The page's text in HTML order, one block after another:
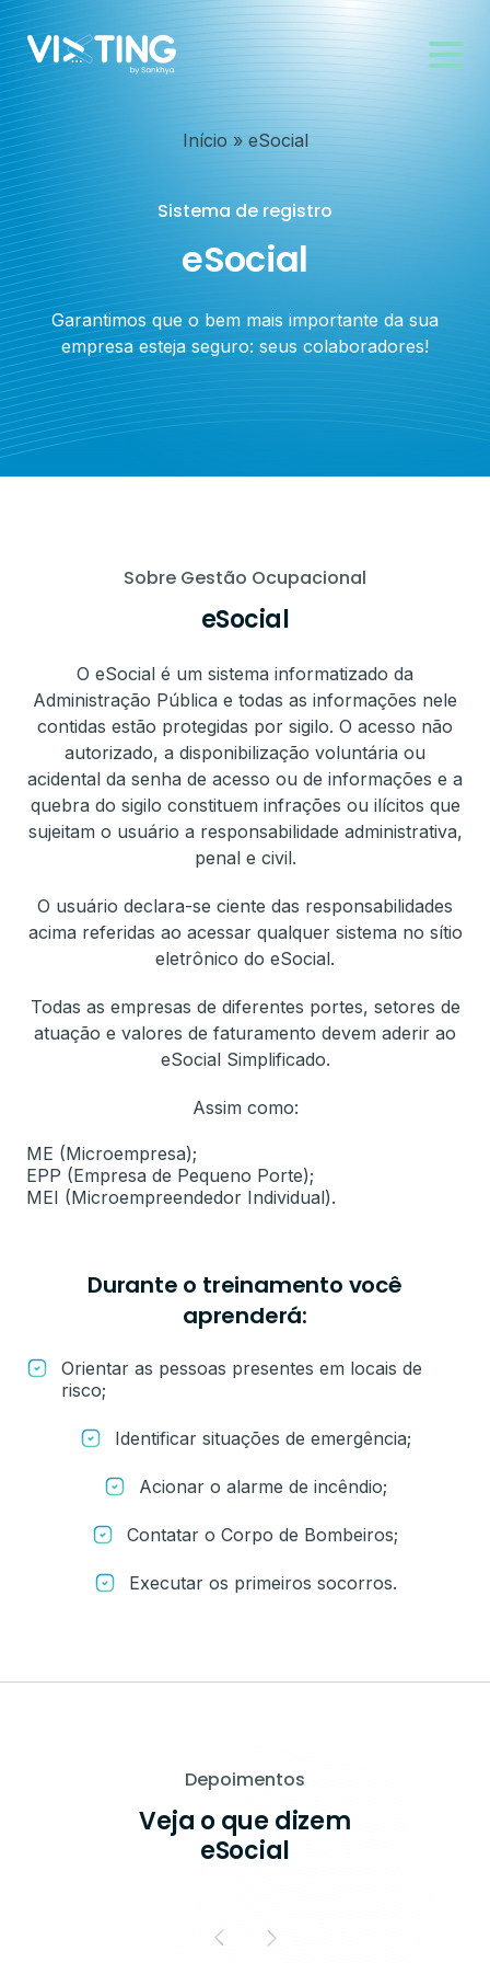
Início » eSocial
Sistema de registro
eSocial
Garantimos que o bem mais importante da sua
empresa esteja seguro: seus colaboradores!
Sobre Gestão Ocupacional
eSocial
O eSocial é um sistema informatizado da
Administração Pública e todas as informações nele
contidas estão protegidas por sigilo. O acesso não
autorizado, a disponibilização voluntária ou
acidental da senha de acesso ou de informações e a
quebra do sigilo constituem infrações ou ilícitos que
sujeitam o usuário a responsabilidade administrativa,
penal e civil.
O usuário declara-se ciente das responsabilidades
acima referidas ao acessar qualquer sistema no sítio
eletrônico do eSocial.
Todas as empresas de diferentes portes, setores de
atuação e valores de faturamento devem aderir ao
eSocial Simplificado.
Assim como:
ME (Microempresa);
EPP (Empresa de Pequeno Porte);
MEI (Microempreendedor Individual).
Durante o treinamento você
aprenderá:
Orientar as pessoas presentes em locais de
risco;
Identificar situações de emergência;
Acionar o alarme de incêndio;
Contatar o Corpo de Bombeiros;
Executar os primeiros socorros.
Depoimentos
Veja o que dizem
eSocial